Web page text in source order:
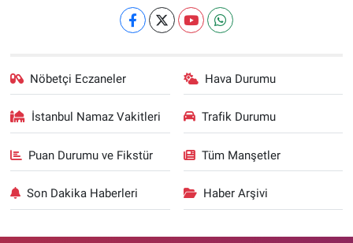
Nöbetçi Eczaneler Hava Durumu
İstanbul Namaz Vakitleri Trafik Durumu
Puan Durumu ve Fikstür Tüm Manşetler
Son Dakika Haberleri Haber Arşivi